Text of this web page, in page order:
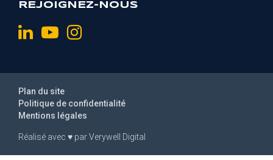
REJOIGNEZ-NOUS
Réalisé avec ♥ parVerywell Digital
Mentions légales
Politique de confidentialité
Plan du site